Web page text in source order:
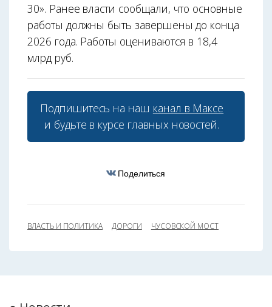
30». Ранее власти сообщали, что основные
работы должны быть завершены до конца
2026 года. Работы оцениваются в 18,4
млрд руб.
Подпишитесь на наш канал в Максе
и будьте в курсе главных новостей.
Поделиться
ВЛАСТЬ И ПОЛИТИКА ДОРОГИ ЧУСОВСКОЙ МОСТ